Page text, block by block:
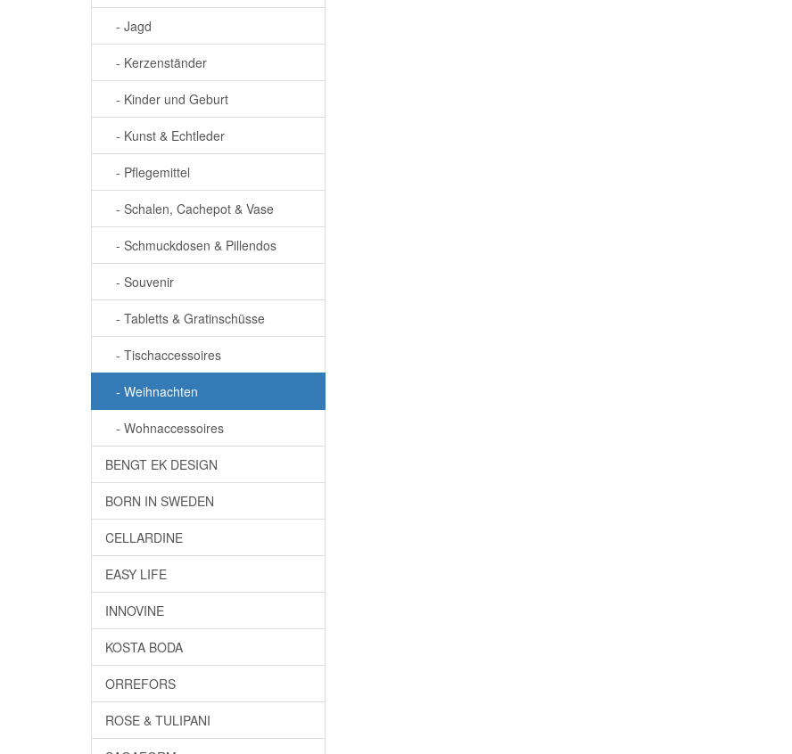
- Jagd
- Kerzenständer
- Kinder und Geburt
- Kunst & Echtleder
- Pflegemittel
- Schalen, Cachepot & Vase
- Schmuckdosen & Pillendos
- Souvenir
- Tabletts & Gratinschüsse
- Tischaccessoires
- Weihnachten
- Wohnaccessoires
BENGT EK DESIGN
BORN IN SWEDEN
CELLARDINE
EASY LIFE
INNOVINE
KOSTA BODA
ORREFORS
ROSE & TULIPANI